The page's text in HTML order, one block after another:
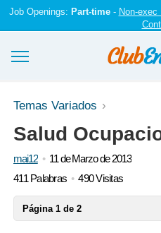
Job Openings: Part-time- Non-exec
Ensayos y trabajos
Registrarse
Iniciar sesión
Temas Variados
Salud
mai12
11 de Marzo de 2013
411 Palabras
490 Visitas
Página 1 de 2